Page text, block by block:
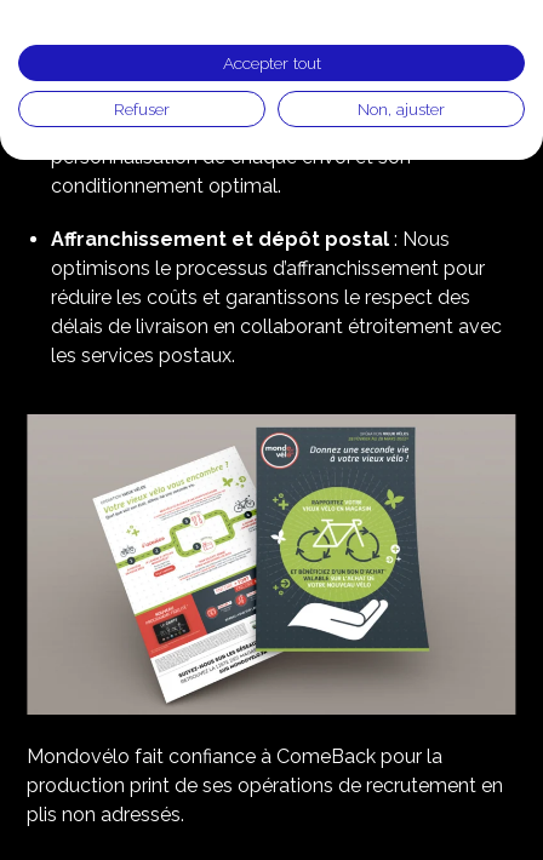
des supports attractifs et adaptés.​
Mise sous pli et personnalisation: grâce à des
technologies avancées, nous assurons la
personnalisation de chaque envoi et son
conditionnement optimal.​
Affranchissement et dépôt postal : Nous
optimisons le processus d’affranchissement pour
réduire les coûts et garantissons le respect des
délais de livraison en collaborant étroitement avec
les services postaux.​
Mondovélo fait confiance à ComeBack pour la
production print de ses opérations de recrutement en
plis non adressés.
Accepter tout
Refuser Non, ajuster